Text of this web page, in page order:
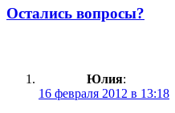
Остались вопросы?
Юлия:
16 февраля 2012 в 13:18